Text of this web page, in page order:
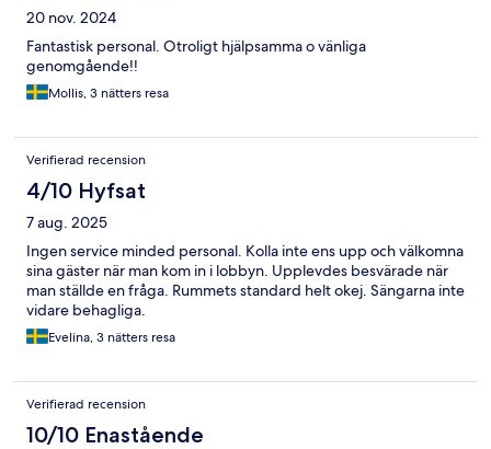
20 nov. 2024
Fantastisk personal. Otroligt hjälpsamma o vänliga
genomgående!!
Mollis, 3 nätters resa
Verifierad recension
4/10 Hyfsat
7 aug. 2025
Ingen service minded personal. Kolla inte ens upp och välkomna
sina gäster när man kom in i lobbyn. Upplevdes besvärade när
man ställde en fråga. Rummets standard helt okej. Sängarna inte
vidare behagliga.
Evelina, 3 nätters resa
Verifierad recension
10/10 Enastående